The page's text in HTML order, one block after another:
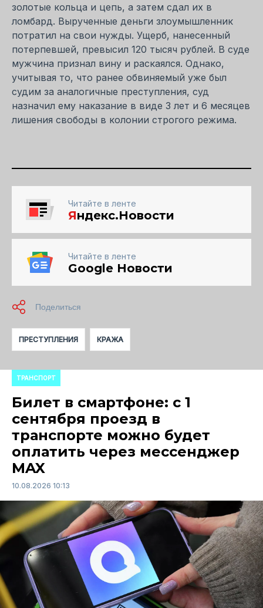
золотые кольца и цепь, а затем сдал их в
ломбард. Вырученные деньги злоумышленник
потратил на свои нужды. Ущерб, нанесенный
потерпевшей, превысил 120 тысяч рублей. В суде
мужчина признал вину и раскаялся. Однако,
учитывая то, что ранее обвиняемый уже был
судим за аналогичные преступления, суд
назначил ему наказание в виде 3 лет и 6 месяцев
лишения свободы в колонии строгого режима.
Читайте в ленте
Яндекс.Новости
Читайте в ленте
Google Новости
ПРЕСТУПЛЕНИЯ КРАЖА
ТРАНСПОРТ
Билет в смартфоне: с 1
сентября проезд в
транспорте можно будет
оплатить через мессенджер
MAX
10.08.2026 10:13